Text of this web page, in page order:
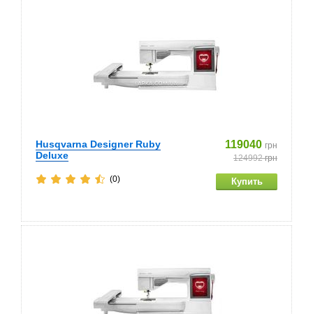
Husqvarna Designer Ruby
Deluxe
119040 грн
124992грн
(0)